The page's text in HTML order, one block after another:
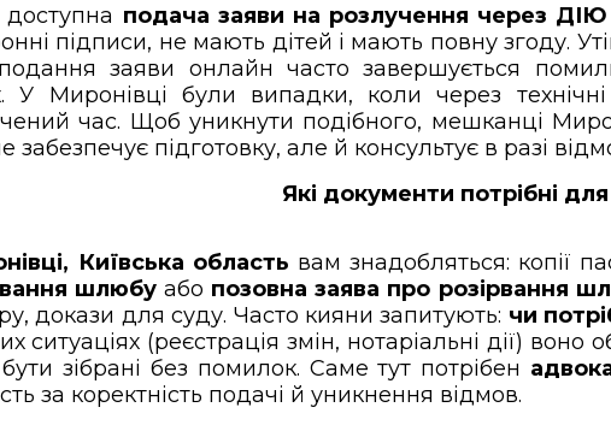
подача заяви на розлучення через
підписи, не мають дітей і мають повну згоду.
заяви онлайн часто завершується
У Миронівці були випадки, коли через
час. Щоб уникнути подібного, мешканці
забезпечує підготовку, але й консультує в разі
Які документи потрібні
Київська область вам знадобляться: копії
шлюбу або позовна заява про розірвання
докази для суду. Часто кияни запитують: чи
ситуаціях (реєстрація змін, нотаріальні дії) воно
зібрані без помилок. Саме тут потрібен
за коректність подачі й уникнення відмов.